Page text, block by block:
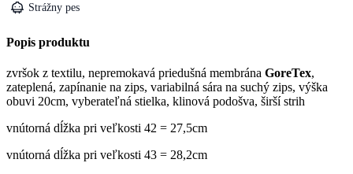
Strážny pes
Popis produktu
zvršok z textilu, nepremokavá priedušná membrána GoreTex,
zateplená, zapínanie na zips, variabilná sára na suchý zips, výška
obuvi 20cm, vyberateľná stielka, klinová podošva, širší strih
vnútorná dĺžka pri veľkosti 42 = 27,5cm
vnútorná dĺžka pri veľkosti 43 = 28,2cm